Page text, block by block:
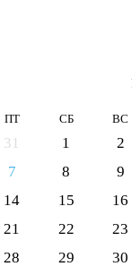
ПТ СБ ВС
31 1
2
7 8
9
14 15
16
21 22
23
28 29
30